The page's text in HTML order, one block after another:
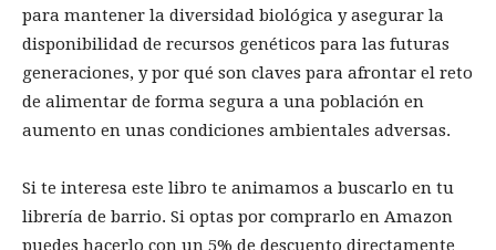
para mantener la diversidad biológica y asegurar la
disponibilidad de recursos genéticos para las futuras
generaciones, y por qué son claves para afrontar el reto
de alimentar de forma segura a una población en
aumento en unas condiciones ambientales adversas.
Si te interesa este libro te animamos a buscarlo en tu
librería de barrio. Si optas por comprarlo en Amazon
puedes hacerlo con un 5% de descuento directamente